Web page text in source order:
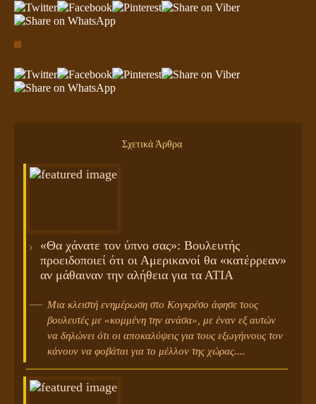
Σχετικά Άρθρα
«Θα χάνατε τον ύπνο σας»: Βουλευτής
προειδοποιεί ότι οι Αμερικανοί θα «κατέρρεαν»
αν μάθαιναν την αλήθεια για τα ΑΤΙΑ
Μια κλειστή ενημέρωση στο Κογκρέσο άφησε τους
βουλευτές με «κομμένη την ανάσα», με έναν εξ αυτών
να δηλώνει ότι οι αποκαλύψεις για τους εξωγήινους τον
κάνουν να φοβάται για το μέλλον της χώρας....